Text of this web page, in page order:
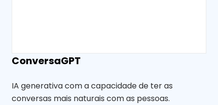
ConversaGPT
IA generativa com a capacidade de ter as
conversas mais naturais com as pessoas.